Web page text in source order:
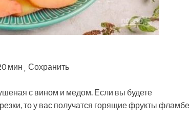
мин
Сохранить
с вином и медом. Если вы будете
то у вас получатся горящие фрукты фламбе